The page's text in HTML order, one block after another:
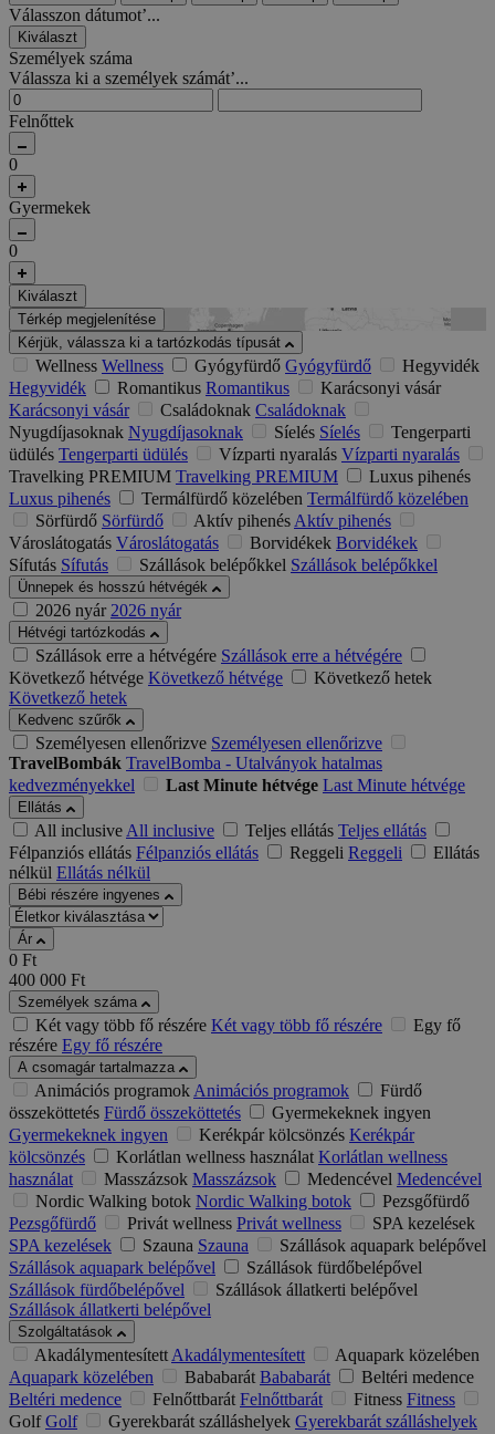
Válasszon dátumot’...
Kiválaszt
Személyek száma
Válassza ki a személyek számát’...
Felnőttek
0
Gyermekek
0
Kiválaszt
Térkép megjelenítése
Kérjük, válassza ki a tartózkodás típusát
Wellness Wellness Gyógyfürdő Gyógyfürdő
Hegyvidék
Hegyvidék
Romantikus Romantikus
Karácsonyi vásár
Karácsonyi vásár
Családoknak Családoknak
Nyugdíjasoknak Nyugdíjasoknak Síelés Síelés
Tengerparti
üdülés Tengerparti üdülés Vízparti nyaralás Vízparti nyaralás
Travelking PREMIUM Travelking PREMIUM
Luxus pihenés
Luxus pihenés
Termálfürdő közelében Termálfürdő közelében
Sörfürdő Sörfürdő Aktív pihenésAktív pihenés
Városlátogatás Városlátogatás Borvidékek Borvidékek
Sífutás Sífutás Szállások belépőkkel Szállások belépőkkel
Ünnepek és hosszú hétvégék
2026 nyár 2026 nyár
Hétvégi tartózkodás
Szállások erre a hétvégére Szállások erre a hétvégére
Következő hétvége Következő hétvége
Következő hetek
Következő hetek
Kedvenc szűrők
Személyesen ellenőrizve Személyesen ellenőrizve
TravelBombák TravelBomba - Utalványok hatalmas
kedvezményekkel
Last Minute hétvége Last Minute hétvége
Ellátás
All inclusiveAll inclusive Teljes ellátás Teljes ellátás
Félpanziós ellátás Félpanziós ellátás Reggeli Reggeli
Ellátás
nélkül Ellátás nélkül
Bébi részére ingyenes
Ár
0 Ft
400 000 Ft
Személyek száma
Két vagy több fő részére Két vagy több fő részére
Egy fő
részére Egy fő részére
A csomagár tartalmazza
Animációs programokAnimációs programok
Fürdő
összeköttetés Fürdő összeköttetés
Gyermekeknek ingyen
Gyermekeknek ingyen
Kerékpár kölcsönzés Kerékpár
kölcsönzés
Korlátlan wellness használat Korlátlan wellness
használat
Masszázsok Masszázsok Medencével Medencével
Nordic Walking botok Nordic Walking botok
Pezsgőfürdő
Pezsgőfürdő
Privát wellness Privát wellness
SPA kezelések
SPA kezelések
Szauna Szauna
Szállások aquapark belépővel
Szállások aquapark belépővel
Szállások fürdőbelépővel
Szállások fürdőbelépővel
Szállások állatkerti belépővel
Szállások állatkerti belépővel
Szolgáltatások
AkadálymentesítettAkadálymentesített
Aquapark közelében
Aquapark közelében
Bababarát Bababarát
Beltéri medence
Beltéri medence
Felnőttbarát Felnőttbarát Fitness Fitness
Golf Golf Gyerekbarát szálláshelyek Gyerekbarát szálláshelyek